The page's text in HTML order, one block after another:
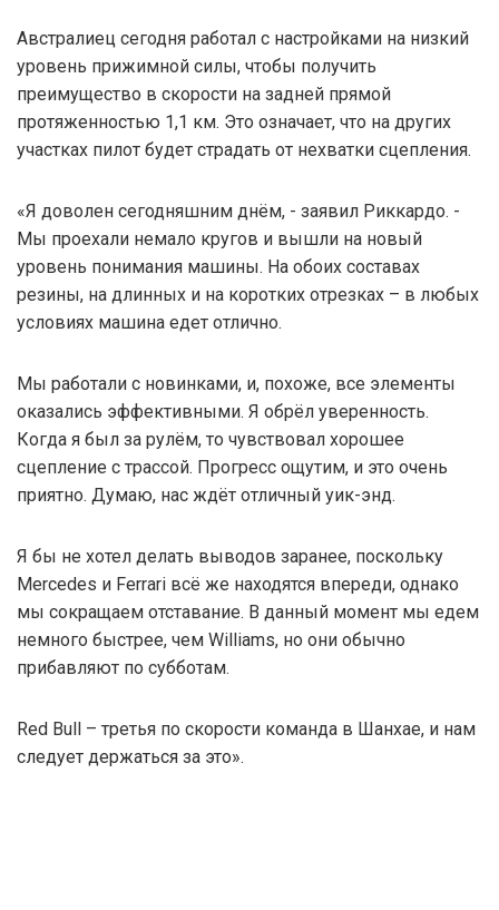
Австралиец сегодня работал с настройками на низкий
уровень прижимной силы, чтобы получить
преимущество в скорости на задней прямой
протяженностью 1,1 км. Это означает, что на других
участках пилот будет страдать от нехватки сцепления.
«Я доволен сегодняшним днём, - заявил Риккардо. -
Мы проехали немало кругов и вышли на новый
уровень понимания машины. На обоих составах
резины, на длинных и на коротких отрезках – в любых
условиях машина едет отлично.
Мы работали с новинками, и, похоже, все элементы
оказались эффективными. Я обрёл уверенность.
Когда я был за рулём, то чувствовал хорошее
сцепление с трассой. Прогресс ощутим, и это очень
приятно. Думаю, нас ждёт отличный уик-энд.
Я бы не хотел делать выводов заранее, поскольку
Mercedes и Ferrari всё же находятся впереди, однако
мы сокращаем отставание. В данный момент мы едем
немного быстрее, чем Williams, но они обычно
прибавляют по субботам.
Red Bull – третья по скорости команда в Шанхае, и нам
следует держаться за это».